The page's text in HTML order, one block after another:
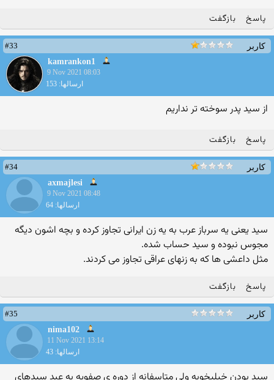
پاسخ بازگفت
کاربر
#33
kamrankon1
9 Nov 2021 08:03
ارسالها: 153
از سید پدر سوخته تر نداریم
پاسخ بازگفت
کاربر
#34
axmajlesi
9 Nov 2021 08:48
ارسالها: 64
سید یعنی یه سرباز عرب به یه زن ایرانی تجاوز کرده و بچه اشون دیگه
مجوس نبوده و سید حساب شده.
مثل داعشی ها که به زنهای عراقی تجاوز می کردند.
پاسخ بازگفت
کاربر
#35
nima102
11 Nov 2021 13:14
ارسالها: 43